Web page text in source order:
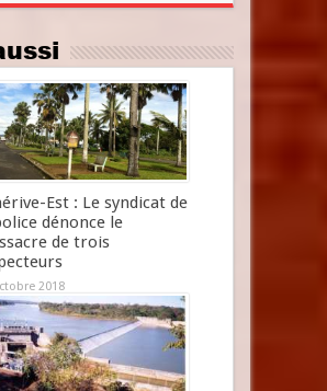
Est : Le syndicat de
dénonce le
de trois
2018